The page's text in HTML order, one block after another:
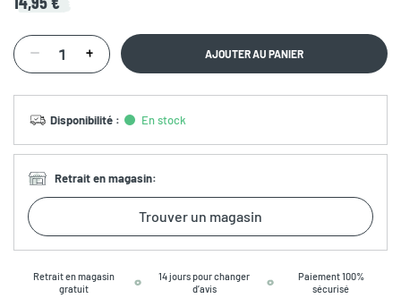
AJOUTER AU PANIER
Disponibilité : En stock
Retrait en magasin:
Trouver un magasin
Retrait en magasin
gratuit
14 jours pour changer
d’avis
Paiement 100%
sécurisé